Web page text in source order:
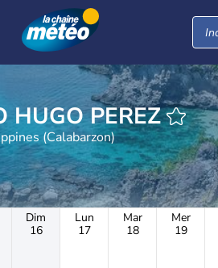
METEO HUGO PEREZ
(Calabarzon)
Dim
16
Lun
17
Mar
18
Mer
19